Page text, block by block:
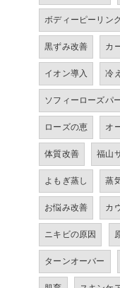
ボディーピーリン
黒ずみ改善 カ
イオン導入 冷
ソフィーローズパ
ローズの恵 オ
体質改善 福山
よもぎ蒸し 蒸
お悩み改善 カ
ニキビの原因
ターンオーバー